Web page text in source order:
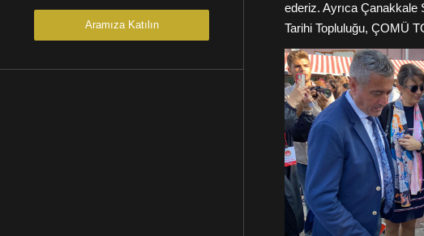
Aramıza Katılın
ederiz. Ayrıca Çanakkale
Tarihi Topluluğu, ÇOMÜ